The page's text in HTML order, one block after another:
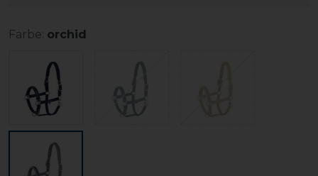
Farbe: orchid